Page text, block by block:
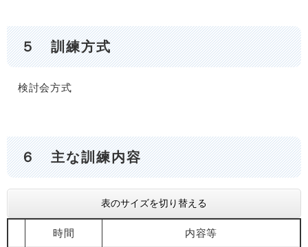
５ 訓練方式
検討会方式
６ 主な訓練内容
表のサイズを切り替える
時間 内容等